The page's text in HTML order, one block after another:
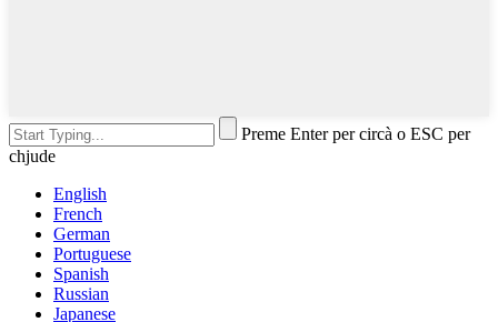
Preme Enter per circà o ESC per
chjude
English
French
German
Portuguese
Spanish
Russian
Japanese